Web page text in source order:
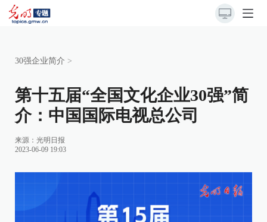
30强企业简介 >
第十五届“全国文化企业30强”简
介：中国国际电视总公司
来源： 光明日报
2023-06-09 19:03